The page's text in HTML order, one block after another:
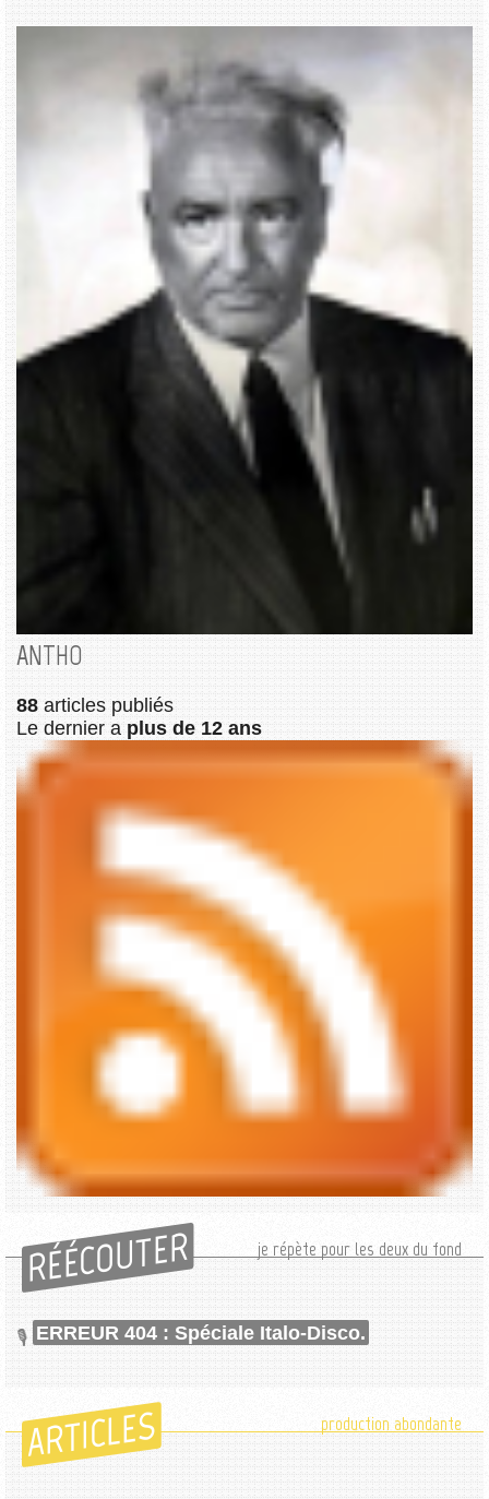
ANTHO
88 articles publiés
Le dernier a plus de 12 ans
RÉÉCOUTER je répète pour les deux du fond
ERREUR 404 : Spéciale Italo-Disco.
ARTICLES production abondante